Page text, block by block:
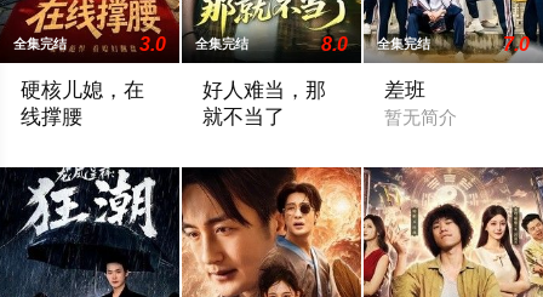
全集完结 3.0
硬核儿媳，在
线撑腰
全集完结 8.0
好人难当，那
就不当了
全集完结 7.0
差班
暂无简介